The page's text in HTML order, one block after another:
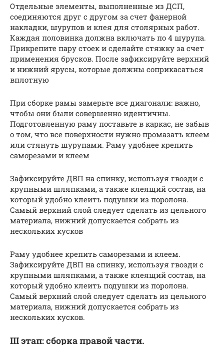
Отдельные элементы, выполненные из ДСП,
соединяются друг с другом за счет фанерной
накладки, шурупов и клея для столярных работ.
Каждая половинка должна включать по 4 шурупа.
Прикрепите пару стоек и сделайте стяжку за счет
применения брусков. После зафиксируйте верхний
и нижний ярусы, которые должны соприкасаться
вплотную
При сборке рамы замерьте все диагонали: важно,
чтобы они были совершенно идентичны.
Подготовленную раму поставьте в каркас, не забыв
о том, что все поверхности нужно промазать клеем
или стянуть шурупами. Раму удобнее крепить
саморезами и клеем
Зафиксируйте ДВП на спинку, используя гвозди с
крупными шляпками, а также клеящий состав, на
который удобно клеить подушки из поролона.
Самый верхний слой следует сделать из цельного
материала, нижний допускается собрать из
нескольких кусков
Раму удобнее крепить саморезами и клеем.
Зафиксируйте ДВП на спинку, используя гвозди с
крупными шляпками, а также клеящий состав, на
который удобно клеить подушки из поролона.
Самый верхний слой следует сделать из цельного
материала, нижний допускается собрать из
нескольких кусков.
III этап: сборка правой части.